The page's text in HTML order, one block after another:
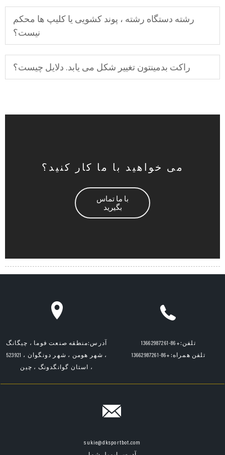
رشته دستگاه رشته ، پوند کشویی یا کلیپ ها محکم
نیست؟
راکت بدمینتون تغییر شکل می یابد. دلایل چیست؟
می خواهید با ما کار کنید؟
با ما تماس
بگیرید
آدرس:منطقه صنعت فوما ، چیگانگ
، شهر هومن ، شهر دونگوان ، 523921
، استان گوانگدونگ ، چین
تلفن: +86-13662987261
تلفن همراه: +86-13662987261
sukie@dksportbot.com